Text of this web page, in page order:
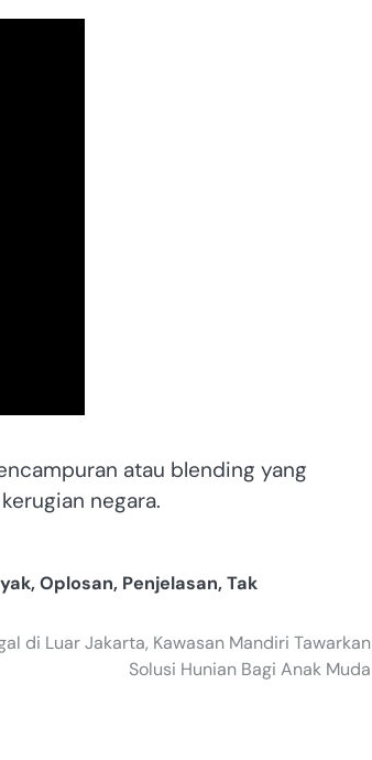
atau blending yang
negara.
,Oplosan, Penjelasan,Tak
di Luar Jakarta, Kawasan Mandiri Tawarkan
Solusi Hunian Bagi Anak Muda